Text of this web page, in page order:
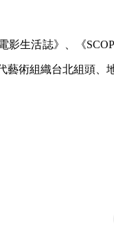
影生活誌》、《
藝術組織台北組頭、